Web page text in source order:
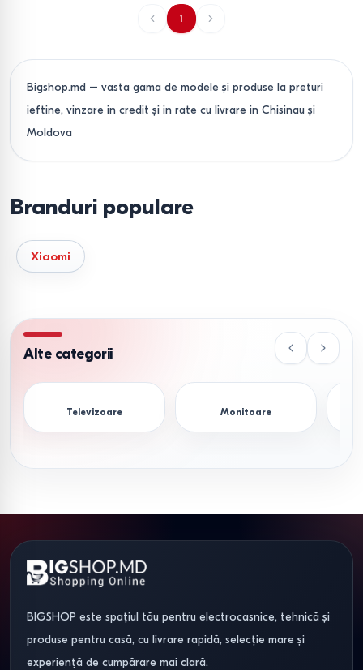
1
Bigshop.md – vasta gama de modele și produse la preturi
ieftine, vinzare in credit și in rate cu livrare in Chisinau și
Moldova
Branduri populare
Xiaomi
Alte categorii
Televizoare Monitoare
BIGSHOP este spațiul tău pentru electrocasnice, tehnică și
produse pentru casă, cu livrare rapidă, selecție mare și
experiență de cumpărare mai clară.